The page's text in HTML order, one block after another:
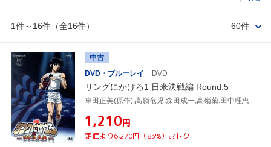
1件～16件（全16件） 60件
中古
DVD・ブルーレイ
DVD
リングにかけろ1 日米決戦編 Round.5
車田正美(原作),高嶺竜児:森田成一,高嶺菊:田中理恵
¥1,210円
定価より6,270円（83%）おトク